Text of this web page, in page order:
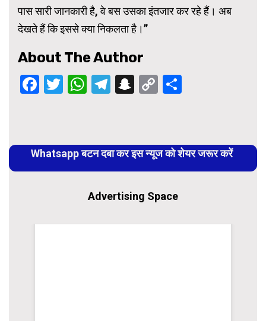
पास सारी जानकारी है, वे बस उसका इंतजार कर रहे हैं। अब
देखते हैं कि इससे क्या निकलता है।”
About The Author
Facebook
Twitter
WhatsApp
Telegram
Snapchat
Copy
Reading
Whatsapp बटन दबा कर इस न्यूज को शेयर जरूर करें
Advertising Space